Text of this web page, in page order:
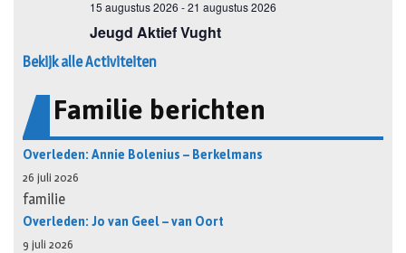
Bekijk alle Activiteiten
Familie berichten
Overleden: Annie Bolenius – Berkelmans
26 juli 2026
familie
Overleden: Jo van Geel – van Oort
9 juli 2026